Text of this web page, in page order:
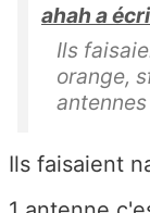
ahah a
Ils
orange,
Ils faisaient